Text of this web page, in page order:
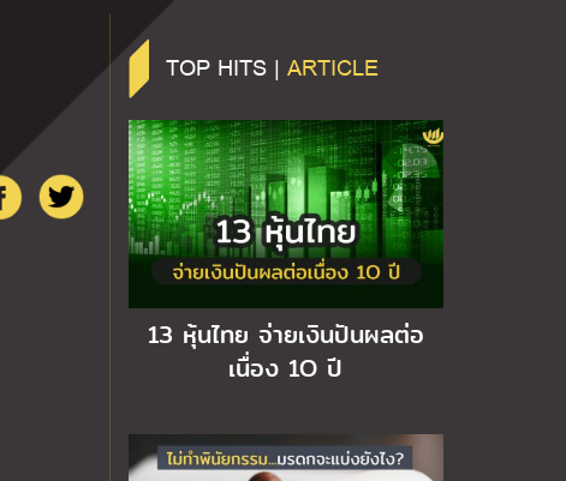
TOP HITS | ARTICLE
13 หุ้นไทย จ่ายเงินปันผลต่อ
เนื่อง 1O ปี